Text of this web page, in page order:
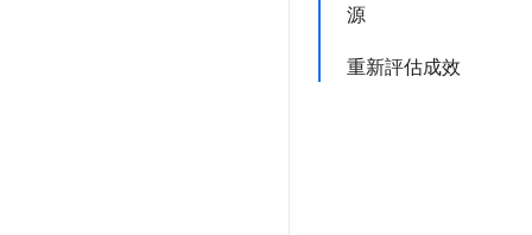
源
重新評估成效